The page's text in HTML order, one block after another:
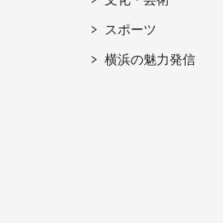
スポーツ
横浜の魅力発信